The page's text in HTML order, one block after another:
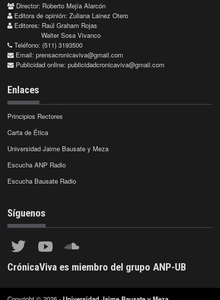
Director: Roberto Mejía Alarcón
Editora de opinión: Zuliana Lainez Otero
Editores: Raúl Graham Rojas
Walter Sosa Vivanco
Teléfono: (511) 3193500
Email: prensacronicaviva@gmail.com
Publicidad online: publicidadcronicaviva@gmail.com
Enlaces
Principios Rectores
Carta de Ética
Universidad Jaime Bausate y Meza
Escucha ANP Radio
Escucha Bausate Radio
Síguenos
CrónicaViva es miembro del grupo ANP-UB